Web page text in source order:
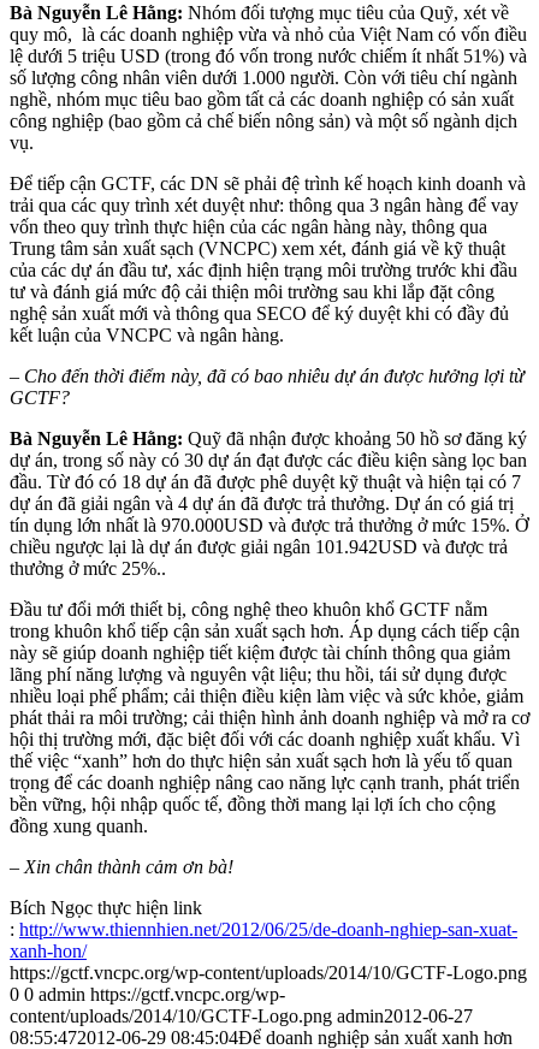
Bà Nguyễn Lê Hằng: Nhóm đối tượng mục tiêu của Quỹ, xét về
quy mô, là các doanh nghiệp vừa và nhỏ của Việt Nam có vốn điều
lệ dưới 5 triệu USD (trong đó vốn trong nước chiếm ít nhất 51%) và
số lượng công nhân viên dưới 1.000 người. Còn với tiêu chí ngành
nghề, nhóm mục tiêu bao gồm tất cả các doanh nghiệp có sản xuất
công nghiệp (bao gồm cả chế biến nông sản) và một số ngành dịch
vụ.
Để tiếp cận GCTF, các DN sẽ phải đệ trình kế hoạch kinh doanh và
trải qua các quy trình xét duyệt như: thông qua 3 ngân hàng để vay
vốn theo quy trình thực hiện của các ngân hàng này, thông qua
Trung tâm sản xuất sạch (VNCPC) xem xét, đánh giá về kỹ thuật
của các dự án đầu tư, xác định hiện trạng môi trường trước khi đầu
tư và đánh giá mức độ cải thiện môi trường sau khi lắp đặt công
nghệ sản xuất mới và thông qua SECO để ký duyệt khi có đầy đủ
kết luận của VNCPC và ngân hàng.
– Cho đến thời điểm này, đã có bao nhiêu dự án được hưởng lợi từ
GCTF?
Bà Nguyễn Lê Hằng: Quỹ đã nhận được khoảng 50 hồ sơ đăng ký
dự án, trong số này có 30 dự án đạt được các điều kiện sàng lọc ban
đầu. Từ đó có 18 dự án đã được phê duyệt kỹ thuật và hiện tại có 7
dự án đã giải ngân và 4 dự án đã được trả thưởng. Dự án có giá trị
tín dụng lớn nhất là 970.000USD và được trả thưởng ở mức 15%. Ở
chiều ngược lại là dự án được giải ngân 101.942USD và được trả
thưởng ở mức 25%..
Đầu tư đổi mới thiết bị, công nghệ theo khuôn khổ GCTF nằm
trong khuôn khổ tiếp cận sản xuất sạch hơn. Áp dụng cách tiếp cận
này sẽ giúp doanh nghiệp tiết kiệm được tài chính thông qua giảm
lãng phí năng lượng và nguyên vật liệu; thu hồi, tái sử dụng được
nhiều loại phế phẩm; cải thiện điều kiện làm việc và sức khỏe, giảm
phát thải ra môi trường; cải thiện hình ảnh doanh nghiệp và mở ra cơ
hội thị trường mới, đặc biệt đối với các doanh nghiệp xuất khẩu. Vì
thế việc “xanh” hơn do thực hiện sản xuất sạch hơn là yếu tố quan
trọng để các doanh nghiệp nâng cao năng lực cạnh tranh, phát triển
bền vững, hội nhập quốc tế, đồng thời mang lại lợi ích cho cộng
đồng xung quanh.
– Xin chân thành cảm ơn bà!
Bích Ngọc thực hiện link
: http://www.thiennhien.net/2012/06/25/de-doanh-nghiep-san-xuat-
xanh-hon/
https://gctf.vncpc.org/wp-content/uploads/2014/10/GCTF-Logo.png
0 0 admin https://gctf.vncpc.org/wp-
content/uploads/2014/10/GCTF-Logo.png admin2012-06-27
08:55:472012-06-29 08:45:04Để doanh nghiệp sản xuất xanh hơn